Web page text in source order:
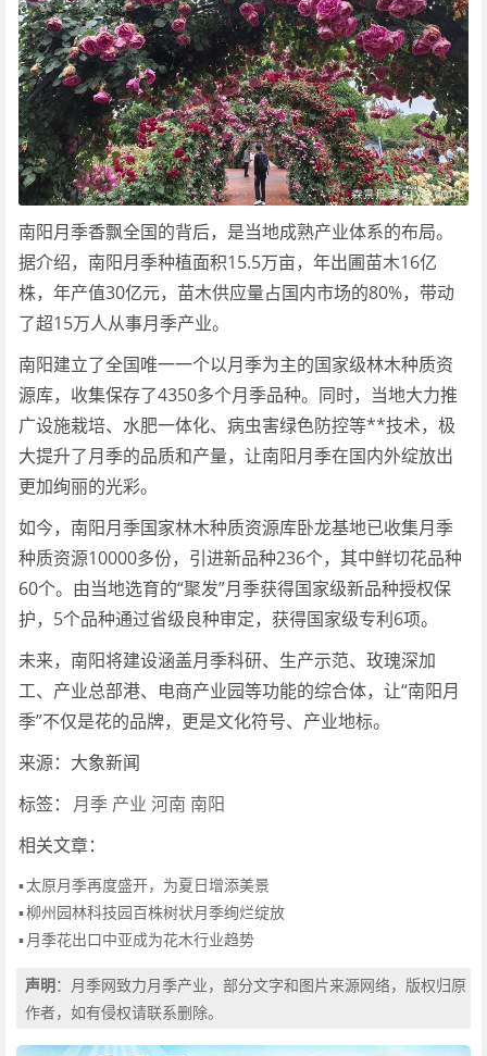
南阳月季香飘全国的背后，是当地成熟产业体系的布局。
据介绍，南阳月季种植面积15.5万亩，年出圃苗木16亿
株，年产值30亿元，苗木供应量占国内市场的80%，带动
了超15万人从事月季产业。
南阳建立了全国唯一一个以月季为主的国家级林木种质资
源库，收集保存了4350多个月季品种。同时，当地大力推
广设施栽培、水肥一体化、病虫害绿色防控等**技术，极
大提升了月季的品质和产量，让南阳月季在国内外绽放出
更加绚丽的光彩。
如今，南阳月季国家林木种质资源库卧龙基地已收集月季
种质资源10000多份，引进新品种236个，其中鲜切花品种
60个。由当地选育的“聚发”月季获得国家级新品种授权保
护，5个品种通过省级良种审定，获得国家级专利6项。
未来，南阳将建设涵盖月季科研、生产示范、玫瑰深加
工、产业总部港、电商产业园等功能的综合体，让“南阳月
季”不仅是花的品牌，更是文化符号、产业地标。
来源：大象新闻
标签：
月季 产业 河南 南阳
相关文章：
▪太原月季再度盛开，为夏日增添美景
▪柳州园林科技园百株树状月季绚烂绽放
▪月季花出口中亚成为花木行业趋势
声明：月季网致力月季产业，部分文字和图片来源网络，版权归原
作者，如有侵权请联系删除。